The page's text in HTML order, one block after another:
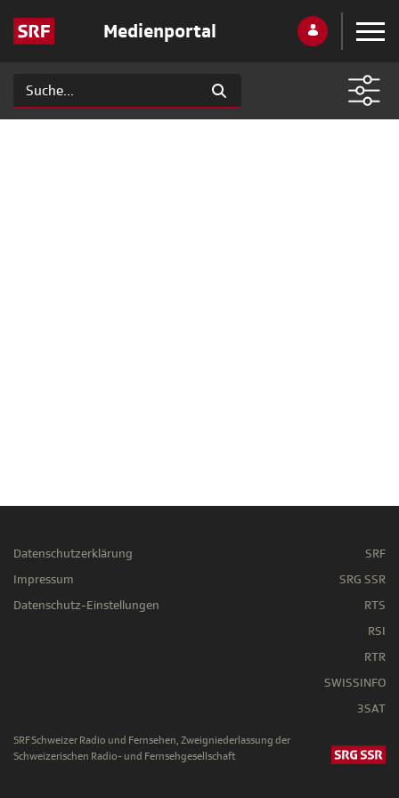
Medienportal
Datenschutzerklärung
Impressum
Datenschutz-Einstellungen
SRF
SRG SSR
RTS
RSI
RTR
SWISSINFO
3SAT
SRF Schweizer Radio und Fernsehen, Zweigniederlassung der
Schweizerischen Radio- und Fernsehgesellschaft